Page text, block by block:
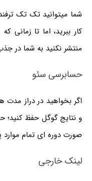
شما می­توانید تک تک
کار ببرید، اما تا زمانی
منتشر نکنید به شما در
حسابرسی سئو
اگر بخواهید در دراز
و نتایج گوگل حفظ کنید؛
صورت دوره ای تمام موارد
لینک خارجی